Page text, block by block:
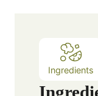
Ingredients